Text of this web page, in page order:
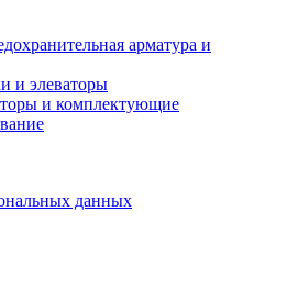
арматура и
и элеваторы
и комплектующие
данных